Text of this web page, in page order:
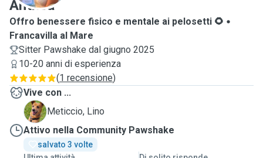
Anthea
Offro benessere fisico e mentale ai pelosetti 🌻
Francavilla al Mare
Sitter Pawshake dal giugno 2025
10-20 anni di esperienza
(1 recensione)
Vive con ...
L
Meticcio, Lino
Attivo nella Community Pawshake
salvato 3 volte